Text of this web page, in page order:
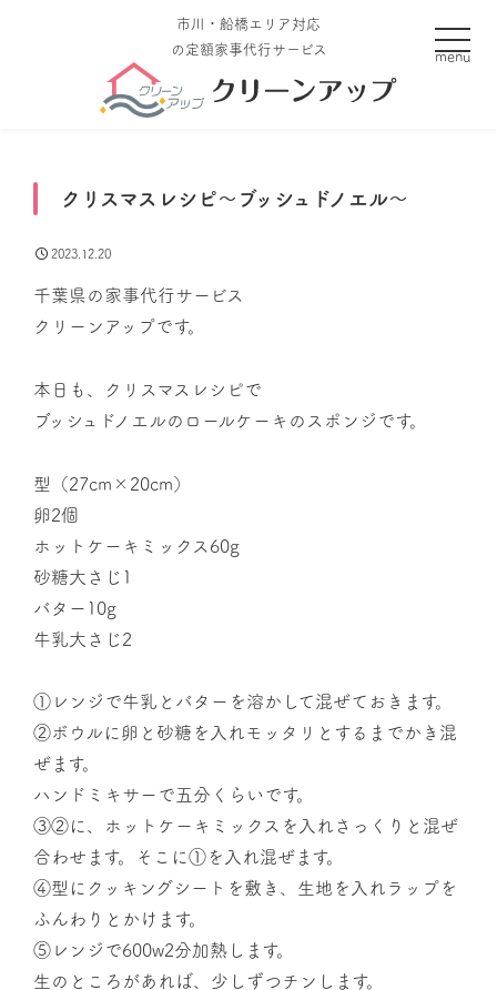
市川・船橋エリア対応
の定額家事代行サービス
toggle
クリスマスレシピ～ブッシュドノエル～
2023.12.20
千葉県の家事代行サービス
クリーンアップです。
本日も、クリスマスレシピで
ブッシュドノエルのロールケーキのスポンジです。
型（27cm×20cm）
卵2個
ホットケーキミックス60g
砂糖大さじ1
バター10g
牛乳大さじ2
①レンジで牛乳とバターを溶かして混ぜておきます。
②ボウルに卵と砂糖を入れモッタリとするまでかき混
ぜます。
ハンドミキサーで五分くらいです。
③②に、ホットケーキミックスを入れさっくりと混ぜ
合わせます。そこに①を入れ混ぜます。
④型にクッキングシートを敷き、生地を入れラップを
ふんわりとかけます。
⑤レンジで600w2分加熱します。
生のところがあれば、少しずつチンします。